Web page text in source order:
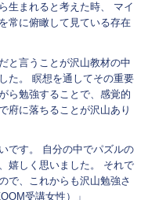
生まれると考えた時、 マイ
常に俯瞰して見ている存在
と言うことが沢山教材の中
た。 瞑想を通してその重要
ら勉強することで、感覚的
府に落ちることが沢山あり
です。 自分の中でパズルの
嬉しく思いました。 それで
で、これからも沢山勉強さ
受講女性）」